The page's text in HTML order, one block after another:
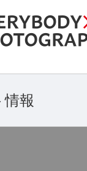
報